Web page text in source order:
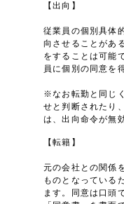
【出向】
従業員の個別具体
向させることがあ
をすることは可能
員に個別の同意を
※なお転勤と同じ
せと判断されたり
は、出向命令が無
【転籍】
元の会社との関係
ものとなっている
ます。同意は口頭